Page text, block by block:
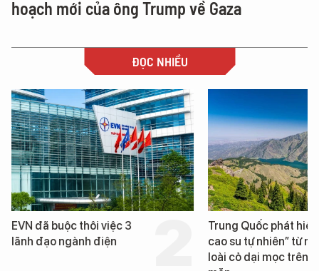
hoạch mới của ông Trump về Gaza
ĐỌC NHIỀU
Trung Quốc phát hiện “mỏ
cao su tự nhiên” từ một
Loạt dự án bất động
Đà Nẵng sắp bị kiểm